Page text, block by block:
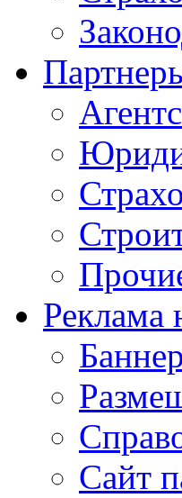
Реклама
Сайт